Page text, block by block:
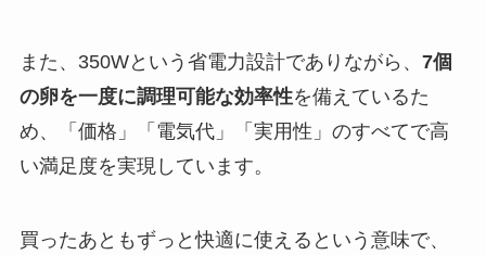
また、350Wという省電力設計でありながら、 7個
の卵を一度に調理可能な効率性を備えているた
め、「価格」「電気代」「実用性」のすべてで高
い満足度を実現しています。
買ったあともずっと快適に使えるという意味で、